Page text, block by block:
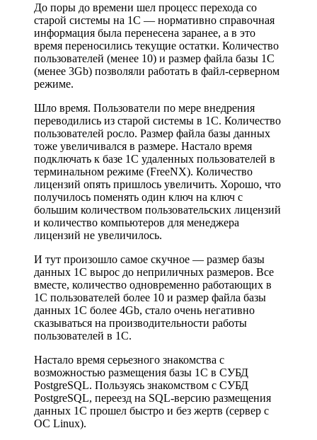
До поры до времени шел процесс перехода со
старой системы на 1С — нормативно справочная
информация была перенесена заранее, а в это
время переносились текущие остатки. Количество
пользователей (менее 10) и размер файла базы 1С
(менее 3Gb) позволяли работать в файл-серверном
режиме.
Шло время. Пользователи по мере внедрения
переводились из старой системы в 1С. Количество
пользователей росло. Размер файла базы данных
тоже увеличивался в размере. Настало время
подключать к базе 1С удаленных пользователей в
терминальном режиме (FreeNX). Количество
лицензий опять пришлось увеличить. Хорошо, что
получилось поменять один ключ на ключ с
большим количеством пользовательских лицензий
и количество компьютеров для менеджера
лицензий не увеличилось.
И тут произошло самое скучное — размер базы
данных 1С вырос до неприличных размеров. Все
вместе, количество одновременно работающих в
1С пользователей более 10 и размер файла базы
данных 1С более 4Gb, стало очень негативно
сказываться на производительности работы
пользователей в 1С.
Настало время серьезного знакомства с
возможностью размещения базы 1С в СУБД
PostgreSQL. Пользуясь знакомством с СУБД
PostgreSQL, переезд на SQL-версию размещения
данных 1С прошел быстро и без жертв (сервер с
ОС Linux).